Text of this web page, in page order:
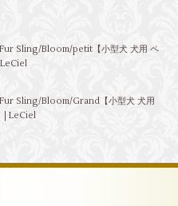
Sling/Bloom/petit【小型犬 犬用 ペ
Sling/Bloom/Grand【小型犬 犬用
| LeCiel